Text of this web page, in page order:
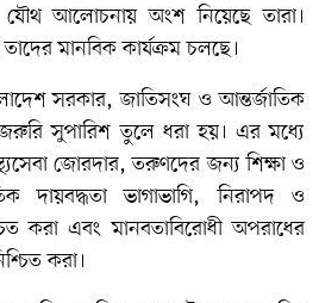
যৌথ আলোচনায় অংশ নিয়েছে তারা।
তাদের মানবিক কার্যক্রম চলছে।
সরকার, জাতিসংঘ ও আন্তর্জাতিক
জরুরি সুপারিশ তুলে ধরা হয়। এর মধ্যে
জোরদার, তরুণদের জন্য শিক্ষা ও
দায়বদ্ধতা ভাগাভাগি, নিরাপদ ও
করা এবং মানবতাবিরোধী অপরাধের
করা।